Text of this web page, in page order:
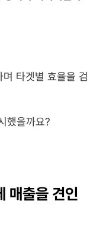
타겟별 효율을 검
했을까요?
매출을 견인